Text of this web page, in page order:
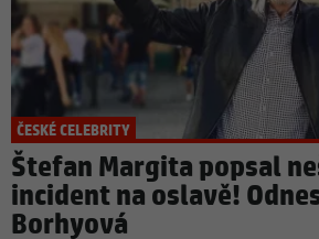
ČESKÉ CELEBRITY
Štefan Margita popsal
incident na oslavě!
Borhyová